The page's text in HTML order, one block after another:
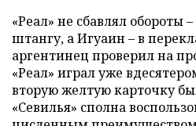
«Реал» не сбавлял обороты
штангу, а Игуаин – в
аргентинец проверил на
«Реал» играл уже
вторую желтую карточку
«Севилья» сполна